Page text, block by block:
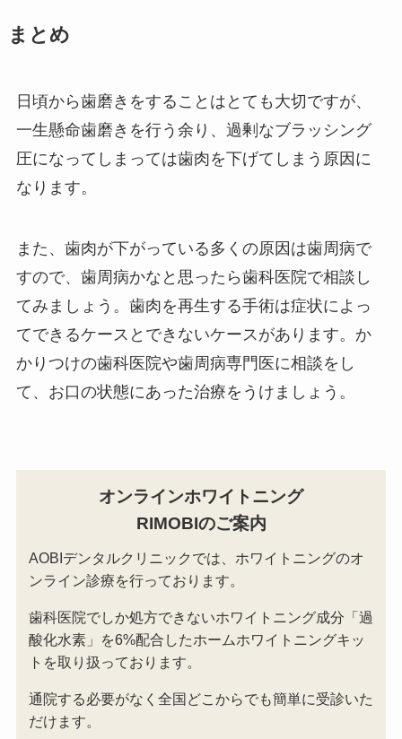
まとめ
日頃から歯磨きをすることはとても大切ですが、
一生懸命歯磨きを行う余り、過剰なブラッシング
圧になってしまっては歯肉を下げてしまう原因に
なります。
また、歯肉が下がっている多くの原因は歯周病で
すので、歯周病かなと思ったら歯科医院で相談し
てみましょう。歯肉を再生する手術は症状によっ
てできるケースとできないケースがあります。か
かりつけの歯科医院や歯周病専門医に相談をし
て、お口の状態にあった治療をうけましょう。
オンラインホワイトニング
RIMOBIのご案内
AOBIデンタルクリニックでは、ホワイトニングのオ
ンライン診療を行っております。
歯科医院でしか処方できないホワイトニング成分「過
酸化水素」を6%配合したホームホワイトニングキッ
トを取り扱っております。
通院する必要がなく全国どこからでも簡単に受診いた
だけます。